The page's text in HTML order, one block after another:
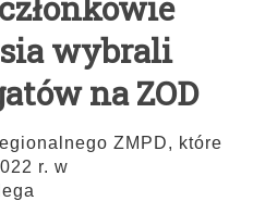
wybrali
na ZOD
ZMPD, które
r. w